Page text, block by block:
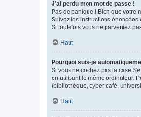
J’ai perdu mon mot de passe !
Pas de panique ! Bien que votre
Suivez les instructions énoncées
Si toutefois vous ne parveniez
Haut
Pourquoi suis-je
Si vous ne cochez pas la case
en utilisant le même ordinateur.
(bibliothèque, cyber-café,
Haut